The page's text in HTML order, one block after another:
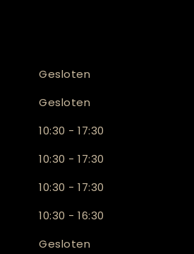
Gesloten
Gesloten
10:30 - 17:30
10:30 - 17:30
10:30 - 17:30
10:30 - 16:30
Gesloten